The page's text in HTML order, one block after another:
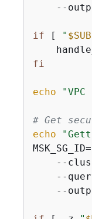
--
if [ "
fi
echo
# Get
echo
--
--
--